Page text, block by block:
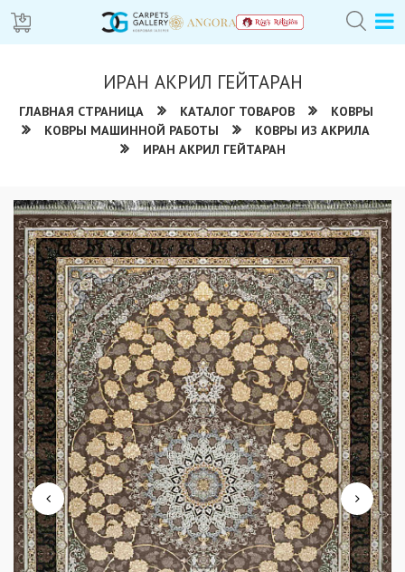
ИРАН АКРИЛ ГЕЙТАРАН
ГЛАВНАЯ СТРАНИЦА КАТАЛОГ ТОВАРОВ
КОВРЫ
КОВРЫ МАШИННОЙ РАБОТЫ
КОВРЫ ИЗ АКРИЛА
ИРАН АКРИЛ ГЕЙТАРАН